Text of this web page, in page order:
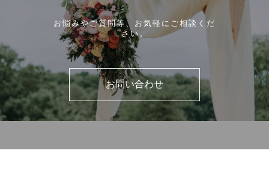
お悩みやご質問等、お気軽にご相談くだ
さい。
お問い合わせ